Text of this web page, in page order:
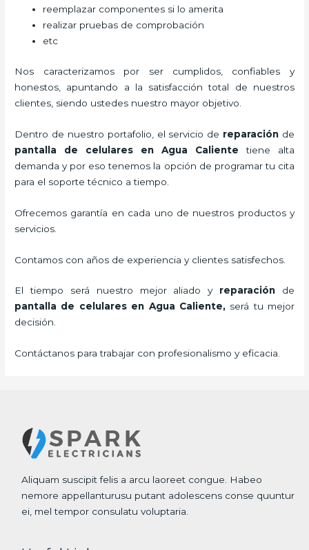
reemplazar componentes si lo amerita
realizar pruebas de comprobación
etc
Nos caracterizamos por ser cumplidos, confiables y
honestos, apuntando a la satisfacción total de nuestros
clientes, siendo ustedes nuestro mayor objetivo.
Dentro de nuestro portafolio, el servicio de reparación de
pantalla de celulares en Agua Caliente tiene alta
demanda y por eso tenemos la opción de programar tu cita
para el soporte técnico a tiempo.
Ofrecemos garantía en cada uno de nuestros productos y
servicios.
Contamos con años de experiencia y clientes satisfechos.
El tiempo será nuestro mejor aliado y reparación de
pantalla de celularesen Agua Caliente, será tu mejor
decisión.
Contáctanos para trabajar con profesionalismo y eficacia.
Aliquam suscipit felis a arcu laoreet congue. Habeo
nemore appellanturusu putant adolescens conse quuntur
ei, mel tempor consulatu voluptaria.